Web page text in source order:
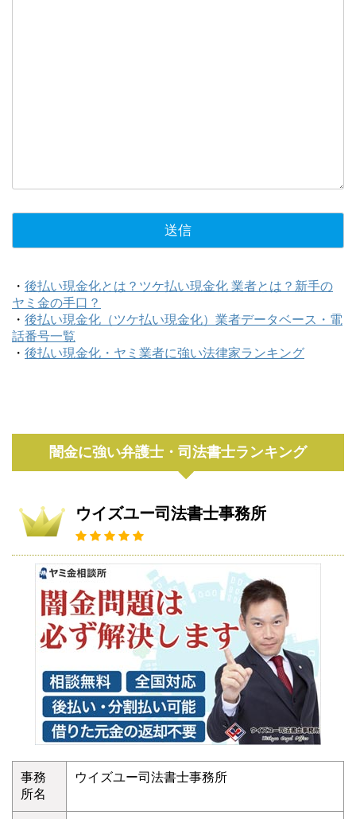
・ 後払い現金化とは？ツケ払い現金化 業者とは？新手の
ヤミ金の手口？
・ 後払い現金化（ツケ払い現金化）業者データベース・電
話番号一覧
・ 後払い現金化・ヤミ業者に強い法律家ランキング
闇金に強い弁護士・司法書士ランキング
ウイズユー司法書士事務所
事務
所名
ウイズユー司法書士事務所